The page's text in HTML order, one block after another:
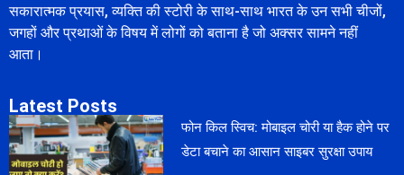
सकारात्मक प्रयास, व्यक्ति की स्टोरी के साथ-साथ भारत के उन सभी चीजों,
जगहों और प्रथाओं के विषय में लोगों को बताना है जो अक्सर सामने नहीं
आता।
Latest Posts
फोन किल स्विच: मोबाइल चोरी या हैक होने पर
डेटा बचाने का आसान साइबर सुरक्षा उपाय